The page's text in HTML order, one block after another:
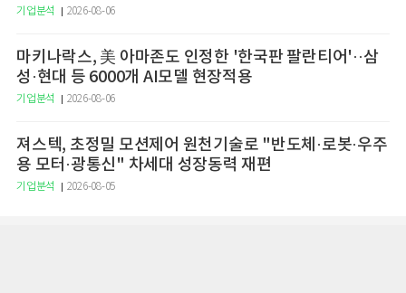
기업분석 2026-08-06
마키나락스, 美 아마존도 인정한 '한국판 팔란티어'··삼
성·현대 등 6000개 AI모델 현장적용
기업분석 2026-08-06
져스텍, 초정밀 모션제어 원천기술로 "반도체·로봇·우주
용 모터·광통신" 차세대 성장동력 재편
기업분석 2026-08-05